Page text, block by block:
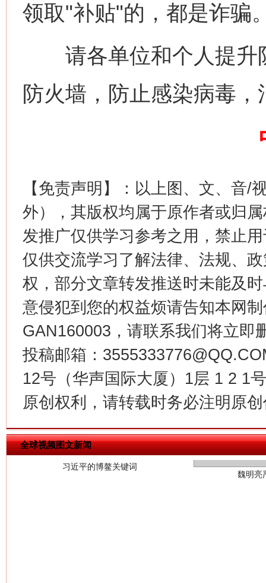
领取"补贴"的，都是诈骗
请各单位和个人提升
防火墙，防止感染病毒
【免责声明】：以上图、文、音/
外），其版权均属于原作者或归
发推广仅供学习参考之用，禁止
仅供交流学习了解法律、法规、
权，部分文章转发推送时未能及
意侵犯到您的权益烦请告知本网
GAN160003，请联系我们将立即
投稿邮箱：
12号（华声国际大厦）1层 1 2 1
原创权利，请转载时务必注明原
全球视频图文新闻
在谋一域中谋全局
今
习近平的博鳌关键词
魏明亮